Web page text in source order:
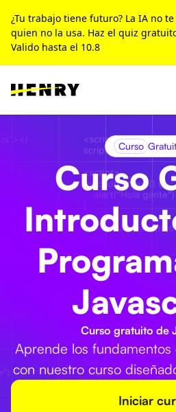
¿Tu trabajo tiene futuro? La IA no
quien no la usa. Haz el quiz
Valido hasta el 10.8
Curso
Curso
Curso gratuito de
Aprende los
con nuestro curso
Iniciar